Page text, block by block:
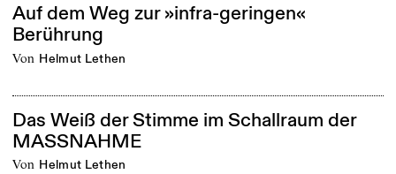
Auf dem Weg zur »infra-geringen«
Berührung
von Helmut Lethen
Das Weiß der Stimme im Schallraum der
MASSNAHME
von Helmut Lethen